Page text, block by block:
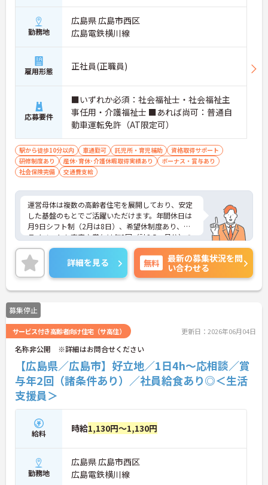
勤務地
広島県 広島市西区
広島電鉄横川線
雇用形態 正社員(正職員)
応募要件
■いずれか必須：社会福祉士・社会福祉主
事任用・介護福祉士 ■あれば尚可：普通自
動車運転免許（AT限定可）
駅から徒歩10分以内 車通勤可 託児所・育児補助
資格取得サポート
研修制度あり
産休･育休･介護休暇取得実績あり
ボーナス・賞与あり
社会保険完備
交通費支給
運営母体は複数の高齢者住宅を展開しており、安定
した基盤のもとでご活躍いただけます。年間休日は
月9日シフト制（2月は8日）、希望休制度あり、プ
ライベートも充実♪賞与は年2回（計2.5ヶ月分）の
実績があり、頑張りが評価される環境です。社員給
食（食事補助手当5,600円支給）や育児給付金制度
（最大10万円支給）など、福利厚生も魅力。社内研
修や資格取得支援制度（対象資格の取得費用を最大
10万円まで補助）も整っており、スキルアップを目
指せます。ご興味のある方には、面接対策ポイント
など、さらに詳細をお話ししますのでお気軽にご相
談ください！
詳細を見る 無料
最新の募集状況を問
い合わせる
募集停止
サービス付き高齢者向け住宅（サ高住） 更新日：2026年06月04日
名称非公開 ※詳細はお問合せください
【広島県／広島市】好立地／1日4h～応相談／賞
与年2回（諸条件あり）／社員給食あり◎＜生活
支援員＞
給料 時給1,130円～1,130円
勤務地
広島県 広島市西区
広島電鉄横川線